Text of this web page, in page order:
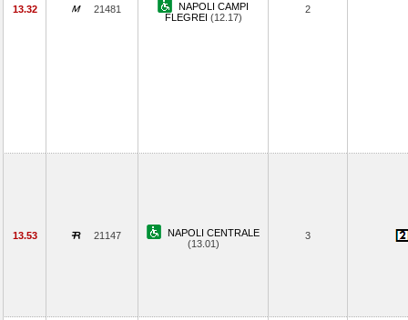
13.32 21481
NAPOLI CAMPI
FLEGREI (12.17)
2
13.53 21147
NAPOLI CENTRALE
(13.01)
3